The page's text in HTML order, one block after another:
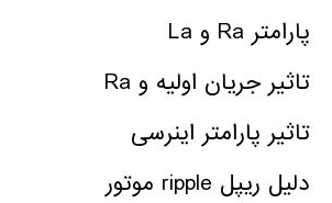
پارامتر Ra و La
تاثیر جریان اولیه و Ra
تاثیر پارامتر اینرسی
دلیل ریپل ripple موتور